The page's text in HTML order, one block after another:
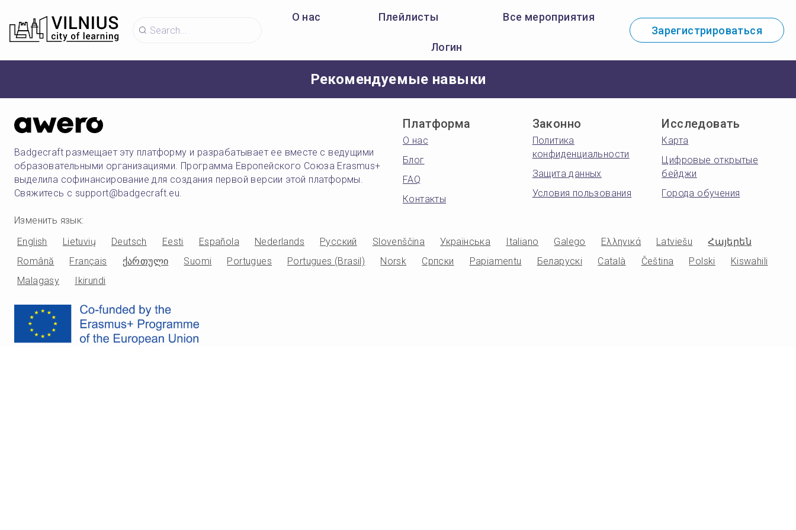
О нас Плейлисты Все мероприятия
Логин
Зарегистрироваться
Рекомендуемые навыки
Badgecraft размещает эту платформу и разрабатывает ее вместе с ведущими
образовательными организациями. Программа Европейского Союза Erasmus+
выделила софинансирование для создания первой версии этой платформы.
Свяжитесь с support@badgecraft.eu.
Платформа
О нас
Блог
FAQ
Контакты
Законно
Политика
конфиденциальности
Защита данных
Условия пользования
Исследовать
Карта
Цифровые открытые
бейджи
Города обучения
Изменить язык:
English
Lietuvių Deutsch Eesti Española Nederlands Русский Slovenščina Українська Italiano Galego Ελληνικά Latviešu
Հայերեն
Română
Français ქართული Suomi Portugues Portugues (Brasil) Norsk Српски Papiamentu Беларускі Català Čeština Polski
Kiswahili
Malagasy
Ikirundi